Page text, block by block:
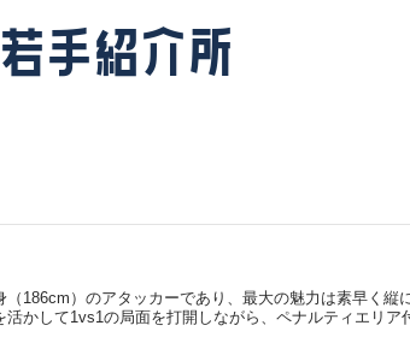
186cm）のアタッカーであり、最大の魅力は素早く
かして1vs1の局面を打開しながら、ペナルティエリア